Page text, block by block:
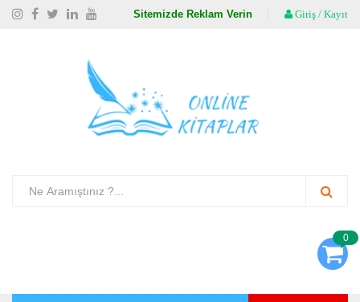
Sitemizde Reklam Verin Giriş / Kayıt
0